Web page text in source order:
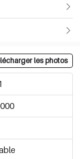
les photos